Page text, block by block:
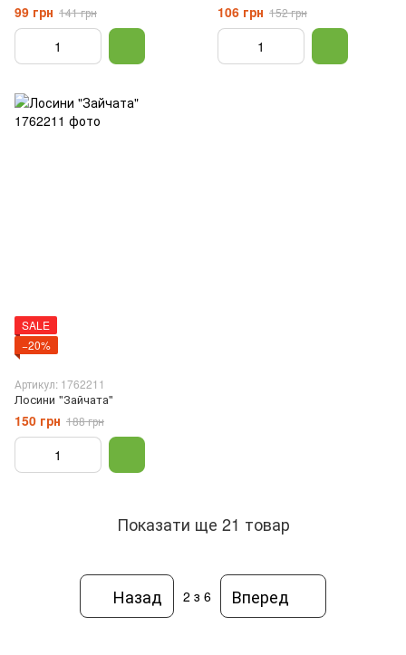
99 грн 141 грн 106 грн 152 грн
SALE
−20%
Артикул: 1762211
Лосини "Зайчата"
150 грн 188 грн
Показати ще 21 товар
Назад 2 з 6 Вперед